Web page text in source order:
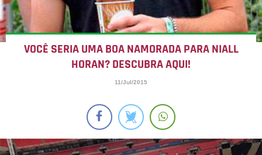
VOCÊ SERIA UMA BOA NAMORADA PARA NIALL
HORAN? DESCUBRA AQUI!
11/Jul/2015